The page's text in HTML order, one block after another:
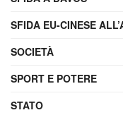
SFIDA EU-CINESE
SOCIETÀ
SPORT E POTERE
STATO